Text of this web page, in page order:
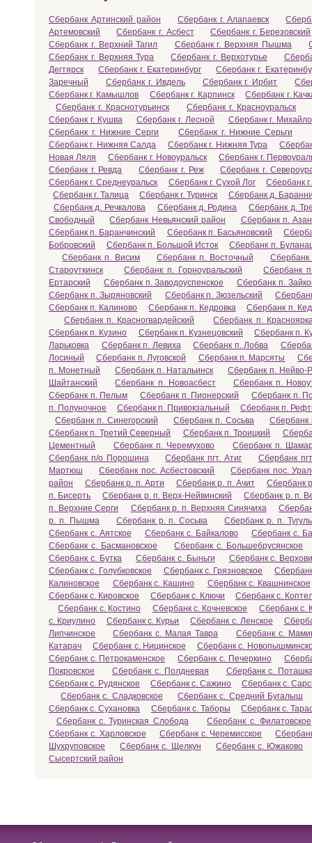
Сбербанк Артинский район Сбербанк г. Алапаевск
Артемовский
Сбербанк г. Асбест
Сбербанк г. Березовский
Сбербанк г. Верхний Тагил
Сбербанк г. Верхняя Пышма
Сбербанк г. Верхняя Тура
Сбербанк г. Верхотурье
Дегтярск
Сбербанк г. Екатеринбург
Сбербанк г.
Заречный
Сбербанк г. Ивдель Сбербанк г. Ирбит
Сбербанк г. Камышлов
Сбербанк г. Карпинск
Сбербанк г.
Сбербанк г. Краснотурьинск
Сбербанк г. Красноуральск
Сбербанк г. Кушва
Сбербанк г. Лесной
Сбербанк г.
Сбербанк г. Нижние Серги
Сбербанк г. Нижние Серьги
Сбербанк г. Нижняя Салда
Сбербанк г. Нижняя Тура
Новая Ляля
Сбербанк г. Новоуральск
Сбербанк г.
Сбербанк г. Ревда
Сбербанк г. Реж
Сбербанк г.
Сбербанк г. Среднеуральск
Сбербанк г. Сухой Лог
Сбербанк
Сбербанк г. Талица
Сбербанк г. Туринск
Сбербанк д.
Сбербанк д. Речкалова
Сбербанк д. Родина
Сбербанк д.
Свободный
Сбербанк Невьянский район
Сбербанк п.
Сбербанк п. Баранчинский
Сбербанк п. Басьяновский
Бобровский
Сбербанк п. Большой Исток
Сбербанк п.
Сбербанк п. Висим
Сбербанк п. Восточный
Сбербанк
Староуткинск
Сбербанк п. Горноуральский
Сбербанк
Ертарский
Сбербанк п. Заводоуспенское
Сбербанк п.
Сбербанк п. Зыряновский
Сбербанк п. Зюзельский
Сбербанк п. Калиново
Сбербанк п. Кедровка
Сбербанк п.
Сбербанк п. Красногвардейский
Сбербанк п.
Сбербанк п. Кузино
Сбербанк п. Кузнецовский
Сбербанк п.
Ларьковка
Сбербанк п. Левиха Сбербанк п. Лобва
Лосиный
Сбербанк п. Луговской Сбербанк п. Марсяты
п. Монетный
Сбербанк п. Натальинск
Сбербанк п. Нейво-
Шайтанский
Сбербанк п. Новоасбест
Сбербанк п.
Сбербанк п. Пелым
Сбербанк п. Пионерский
Сбербанк п.
п. Полуночное
Сбербанк п. Привокзальный
Сбербанк п.
Сбербанк п. Синегорский
Сбербанк п. Сосьва
Сбербанк
Сбербанк п. Третий Северный
Сбербанк п. Троицкий
Цементный
Сбербанк п. Черемухово
Сбербанк п.
Сбербанк п/о Порошина
Сбербанк пгт. Атиг
Сбербанк
Мартюш
Сбербанк пос. Асбестовский
Сбербанк пос.
район
Сбербанк р. п. Арти Сбербанк р. п. Ачит
Сбербанк
п. Бисерть
Сбербанк р. п. Верх-Нейвинский
Сбербанк р. п.
п. Верхние Серги
Сбербанк р. п. Верхняя Синячиха
р. п. Пышма
Сбербанк р. п. Сосьва
Сбербанк р. п.
Сбербанк с. Аятское
Сбербанк с. Байкалово
Сбербанк с.
Сбербанк с. Басмановское
Сбербанк с. Большебрусянское
Сбербанк с. Бутка
Сбербанк с. Быньги
Сбербанк с.
Сбербанк с. Голубковское
Сбербанк с. Грязновское
Калиновское
Сбербанк с. Кашино
Сбербанк с. Квашнинское
Сбербанк с. Кировское
Сбербанк с. Ключи
Сбербанк с.
Сбербанк с. Костино
Сбербанк с. Кочневское
Сбербанк с.
с. Криулино
Сбербанк с. Курьи Сбербанк с. Ленское
Липчинское
Сбербанк с. Малая Тавра
Сбербанк с.
Катарач
Сбербанк с. Ницинское
Сбербанк с.
Сбербанк с. Петрокаменское
Сбербанк с. Печеркино
Покровское
Сбербанк с. Полдневая
Сбербанк с.
Сбербанк с. Рудянское
Сбербанк с. Сажино
Сбербанк с.
Сбербанк с. Сладковское
Сбербанк с. Средний Бугалыш
Сбербанк с. Сухановка
Сбербанк с. Таборы
Сбербанк с.
Сбербанк с. Туринская Слобода
Сбербанк с. Филатовское
Сбербанк с. Харловское
Сбербанк с. Черемисское
Шухруповское
Сбербанк с. Щелкун
Сбербанк с. Южаково
Сысертский район